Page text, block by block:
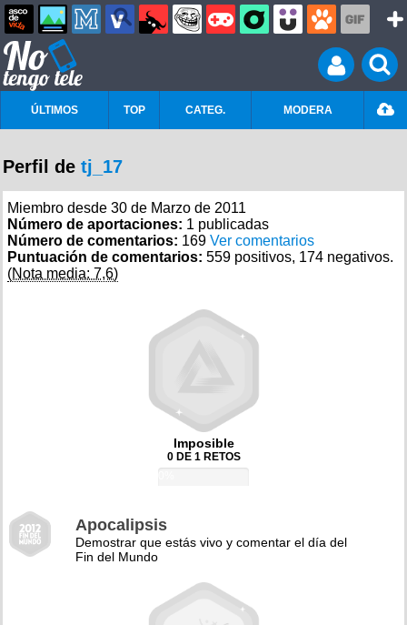
ÚLTIMOS TOP CATEG. MODERA
Perfil de tj_17
Miembro desde 30 de Marzo de 2011
Número de aportaciones: 1 publicadas
Número de comentarios: 169 Ver comentarios
Puntuación de comentarios: 559 positivos, 174 negativos.
(Nota media: 7,6)
Imposible
0 DE 1 RETOS
Apocalipsis
Demostrar que estás vivo y comentar el día del
Fin del Mundo